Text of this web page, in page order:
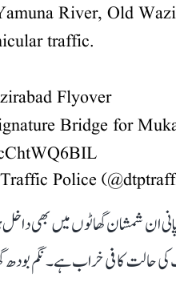
River, Old
traffic.
Flyover
Bridge for
ان شمشان گھاٹوں میں بھی
کی حالت کافی خراب ہے۔ نگم